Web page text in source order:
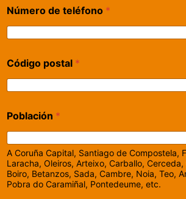
Número de teléfono *
Código postal *
Población *
A Coruña Capital, Santiago de Compostela,
Laracha, Oleiros, Arteixo, Carballo, Cerceda,
Boiro, Betanzos, Sada, Cambre, Noia, Teo,
Pobra do Caramiñal, Pontedeume, etc.